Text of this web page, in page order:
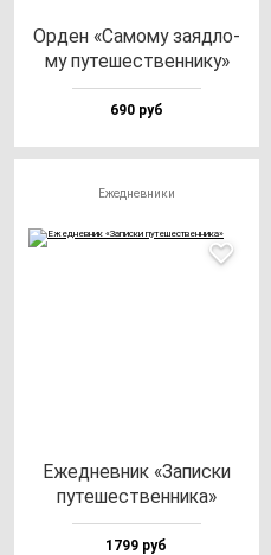
Орден «Само­му за­яд­ло­
му пу­те­шес­твен­ни­ку»
690 руб
Ежедневники
Ежед­нев­ник «Запис­ки
пу­те­шес­твен­ни­ка»
1799 руб